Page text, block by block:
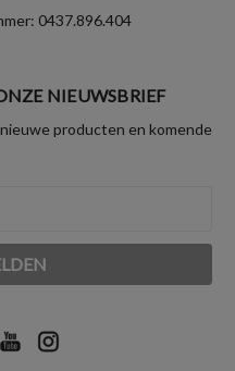
0437.896.404
NIEUWSBRIEF
producten en komende